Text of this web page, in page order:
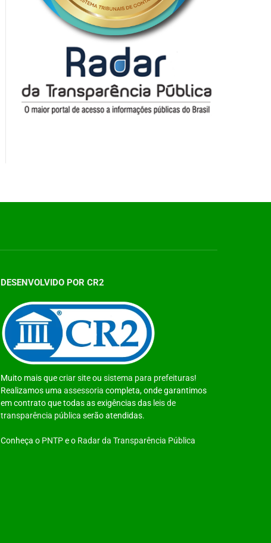
DESENVOLVIDO POR CR2
Muito mais quecriar siteou sistema para prefeituras!
Realizamos uma assessoria completa, onde garantimos
em contrato que todas as exigências das leis de
transparência pública serão atendidas.
Conheça o PNTPe o Radar da Transparência Pública